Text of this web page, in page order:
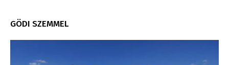
GÖDI SZEMMEL